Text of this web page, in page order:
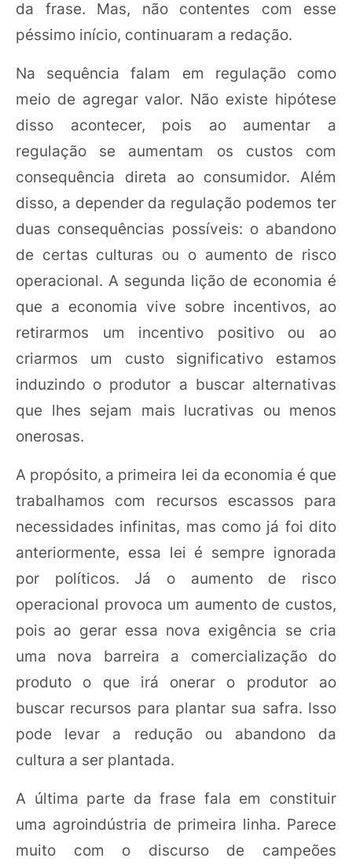
da frase. Mas, não contentes com esse
péssimo início, continuaram a redação.
Na sequência falam em regulação como
meio de agregar valor. Não existe hipótese
disso acontecer, pois ao aumentar a
regulação se aumentam os custos com
consequência direta ao consumidor. Além
disso, a depender da regulação podemos ter
duas consequências possíveis: o abandono
de certas culturas ou o aumento de risco
operacional. A segunda lição de economia é
que a economia vive sobre incentivos, ao
retirarmos um incentivo positivo ou ao
criarmos um custo significativo estamos
induzindo o produtor a buscar alternativas
que lhes sejam mais lucrativas ou menos
onerosas.
A propósito, a primeira lei da economia é que
trabalhamos com recursos escassos para
necessidades infinitas, mas como já foi dito
anteriormente, essa lei é sempre ignorada
por políticos. Já o aumento de risco
operacional provoca um aumento de custos,
pois ao gerar essa nova exigência se cria
uma nova barreira a comercialização do
produto o que irá onerar o produtor ao
buscar recursos para plantar sua safra. Isso
pode levar a redução ou abandono da
cultura a ser plantada.
A última parte da frase fala em constituir
uma agroindústria de primeira linha. Parece
muito com o discurso de campeões